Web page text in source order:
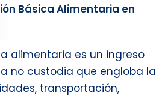
Básica Alimentaria en
alimentaria es un ingreso
no custodia que engloba la
transportación,